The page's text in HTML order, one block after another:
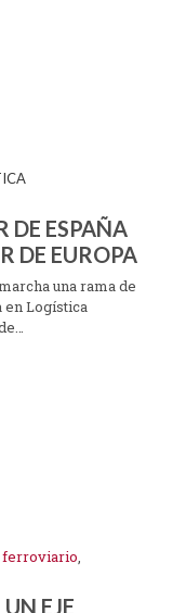
DE ESPAÑA
DE EUROPA
una rama de
en Logística
,
EJE
TERRESTRE DE
ESPECIAL DE
DE INSPECCIÓN
madrid.com